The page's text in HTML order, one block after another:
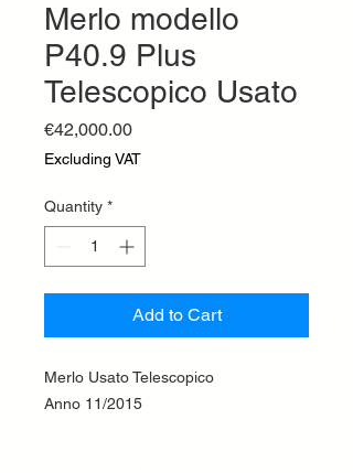
Merlo modello
P40.9 Plus
Telescopico Usato
€42,000.00Price
Excluding VAT
Quantity *
Add to Cart
Merlo Usato Telescopico
Anno 11/2015